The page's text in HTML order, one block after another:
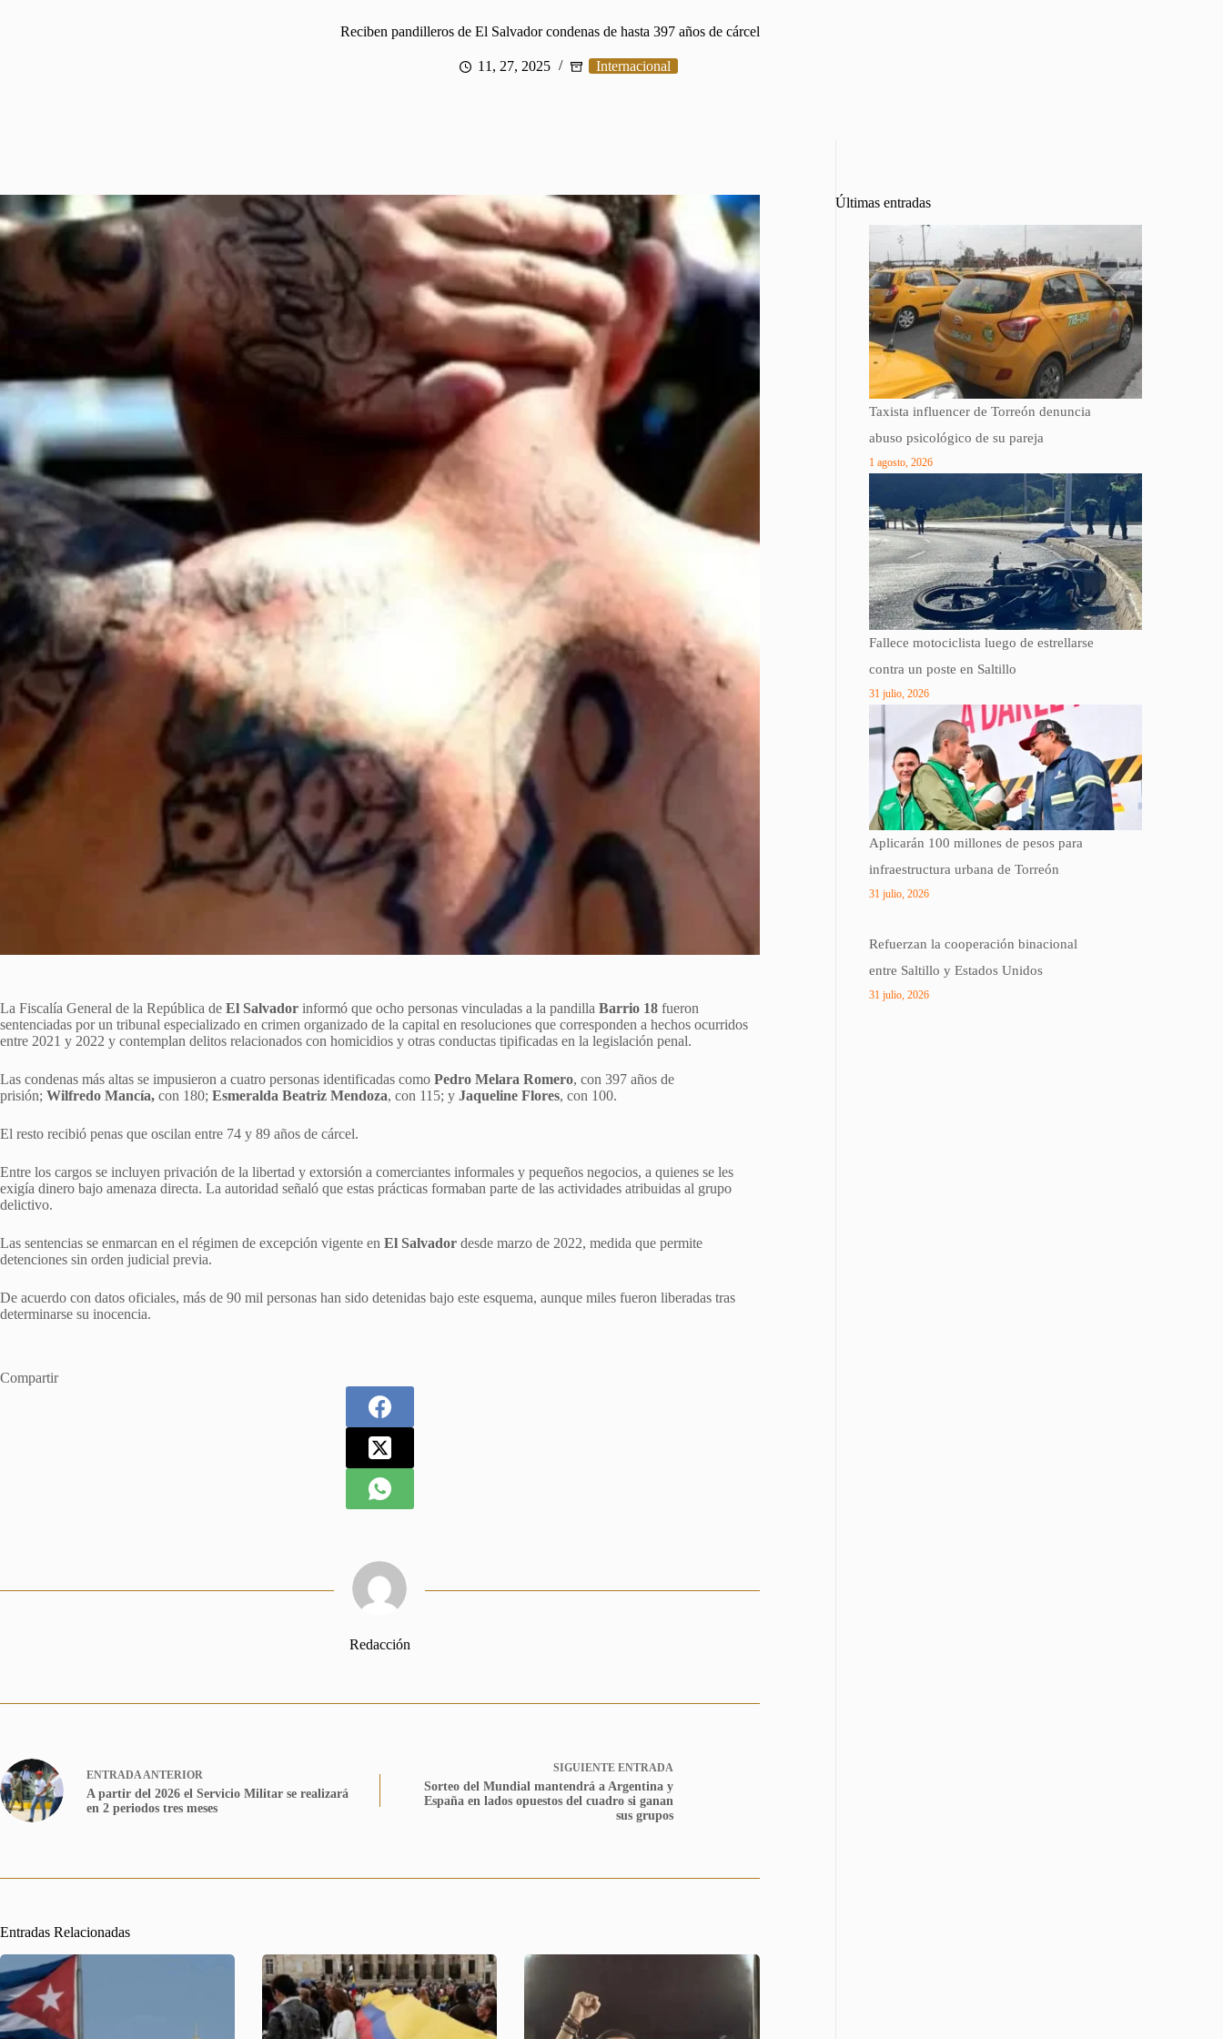
Reciben pandilleros de El Salvador condenas de hasta 397 años de cárcel
11, 27, 2025 Internacional
La Fiscalía General de la República de El Salvador informó que ocho personas vinculadas a la pandilla Barrio 18 fueron
sentenciadas por un tribunal especializado en crimen organizado de la capital en resoluciones que corresponden a hechos ocurridos
entre 2021 y 2022 y contemplan delitos relacionados con homicidios y otras conductas tipificadas en la legislación penal.
Las condenas más altas se impusieron a cuatro personas identificadas como Pedro Melara Romero, con 397 años de
prisión; Wilfredo Mancía, con 180; Esmeralda Beatriz Mendoza, con 115; y Jaqueline Flores, con 100.
El resto recibió penas que oscilan entre 74 y 89 años de cárcel.
Entre los cargos se incluyen privación de la libertad y extorsión a comerciantes informales y pequeños negocios, a quienes se les
exigía dinero bajo amenaza directa. La autoridad señaló que estas prácticas formaban parte de las actividades atribuidas al grupo
delictivo.
Las sentencias se enmarcan en el régimen de excepción vigente en El Salvador desde marzo de 2022, medida que permite
detenciones sin orden judicial previa.
De acuerdo con datos oficiales, más de 90 mil personas han sido detenidas bajo este esquema, aunque miles fueron liberadas tras
determinarse su inocencia.
Compartir
Redacción
ENTRADA ANTERIOR
A partir del 2026 el Servicio Militar se realizará
en 2 periodos tres meses
SIGUIENTE ENTRADA
Sorteo del Mundial mantendrá a Argentina y
España en lados opuestos del cuadro si ganan
sus grupos
Entradas Relacionadas
Últimas entradas
Taxista influencer de Torreón denuncia
abuso psicológico de su pareja
1 agosto, 2026
Fallece motociclista luego de estrellarse
contra un poste en Saltillo
31 julio, 2026
Aplicarán 100 millones de pesos para
infraestructura urbana de Torreón
31 julio, 2026
Refuerzan la cooperación binacional
entre Saltillo y Estados Unidos
31 julio, 2026